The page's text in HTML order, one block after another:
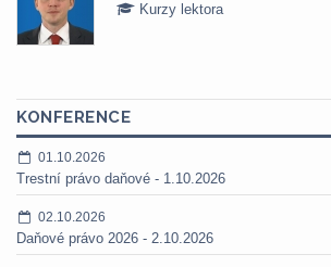
Kurzy lektora
KONFERENCE
01.10.2026
Trestní právo daňové - 1.10.2026
02.10.2026
Daňové právo 2026 - 2.10.2026